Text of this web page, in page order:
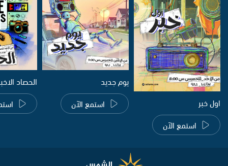
اول خبر
استمع الآن
يوم جديد
استمع الآن
الحصاد